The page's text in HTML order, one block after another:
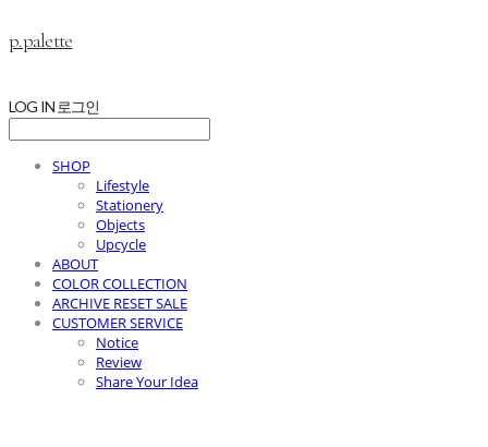
p.palette
LOG IN 로그인
SHOP
Lifestyle
Stationery
Objects
Upcycle
ABOUT
COLOR COLLECTION
ARCHIVE RESET SALE
CUSTOMER SERVICE
Notice
Review
Share Your Idea